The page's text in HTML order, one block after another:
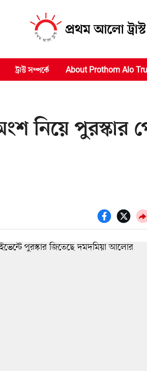
ট্রাস্ট সম্পর্কে About Prothom Alo
নিয়ে পুরস্কার